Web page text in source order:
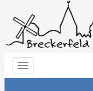
Toggle
navigation